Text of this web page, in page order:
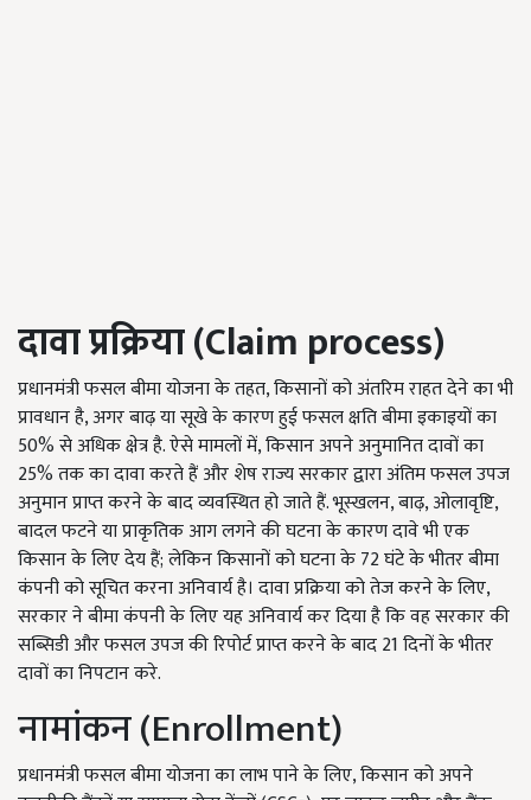
दावा प्रक्रिया (Claim process)
प्रधानमंत्री फसल बीमा योजना के तहत, किसानों को अंतरिम राहत देने का भी
प्रावधान है, अगर बाढ़ या सूखे के कारण हुई फसल क्षति बीमा इकाइयों का
50% से अधिक क्षेत्र है. ऐसे मामलों में, किसान अपने अनुमानित दावों का
25% तक का दावा करते हैं और शेष राज्य सरकार द्वारा अंतिम फसल उपज
अनुमान प्राप्त करने के बाद व्यवस्थित हो जाते हैं. भूस्खलन, बाढ़, ओलावृष्टि,
बादल फटने या प्राकृतिक आग लगने की घटना के कारण दावे भी एक
किसान के लिए देय हैं; लेकिन किसानों को घटना के 72 घंटे के भीतर बीमा
कंपनी को सूचित करना अनिवार्य है। दावा प्रक्रिया को तेज करने के लिए,
सरकार ने बीमा कंपनी के लिए यह अनिवार्य कर दिया है कि वह सरकार की
सब्सिडी और फसल उपज की रिपोर्ट प्राप्त करने के बाद 21 दिनों के भीतर
दावों का निपटान करे.
नामांकन (Enrollment)
प्रधानमंत्री फसल बीमा योजना का लाभ पाने के लिए, किसान को अपने